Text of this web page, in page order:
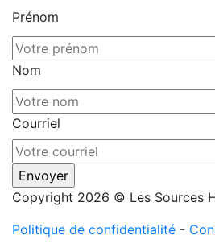
Prénom
Nom
Courriel
Copyright 2026 © Les Sources
Politique de confidentialité -